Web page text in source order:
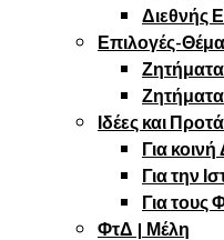
Διεθνής
Επιλογές-
Ζητήματα
Ιδέες και
Για
Για την
Για τους
ΦτΔ | Μέλη